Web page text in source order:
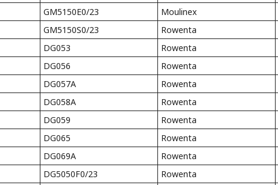
GM5150E0/23 Moulinex
GM5150S0/23 Rowenta
DG053 Rowenta
DG056 Rowenta
DG057A Rowenta
DG058A Rowenta
DG059 Rowenta
DG065 Rowenta
DG069A Rowenta
DG5050F0/23 Rowenta